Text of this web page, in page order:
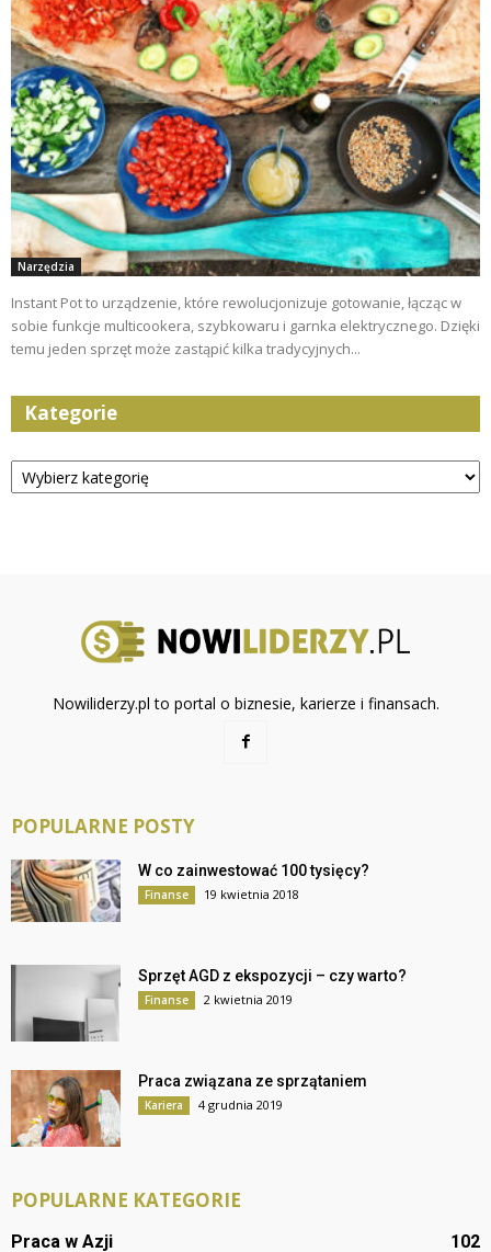
Narzędzia
Instant Pot to urządzenie, które rewolucjonizuje gotowanie, łącząc w
sobie funkcje multicookera, szybkowaru i garnka elektrycznego. Dzięki
temu jeden sprzęt może zastąpić kilka tradycyjnych...
Kategorie
Kategorie
Nowiliderzy.pl to portal o biznesie, karierze i finansach.
POPULARNE POSTY
W co zainwestować 100 tysięcy?
Finanse 19 kwietnia 2018
Sprzęt AGD z ekspozycji – czy warto?
Finanse 2 kwietnia 2019
Praca związana ze sprzątaniem
Kariera 4 grudnia 2019
POPULARNE KATEGORIE
Praca w Azji 102